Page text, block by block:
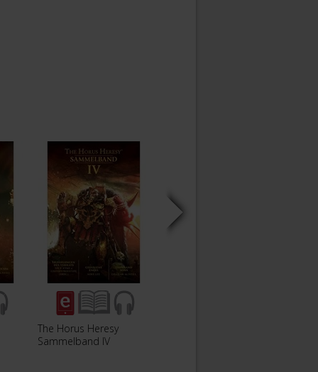
The Horus Heresy
Sammelband IV